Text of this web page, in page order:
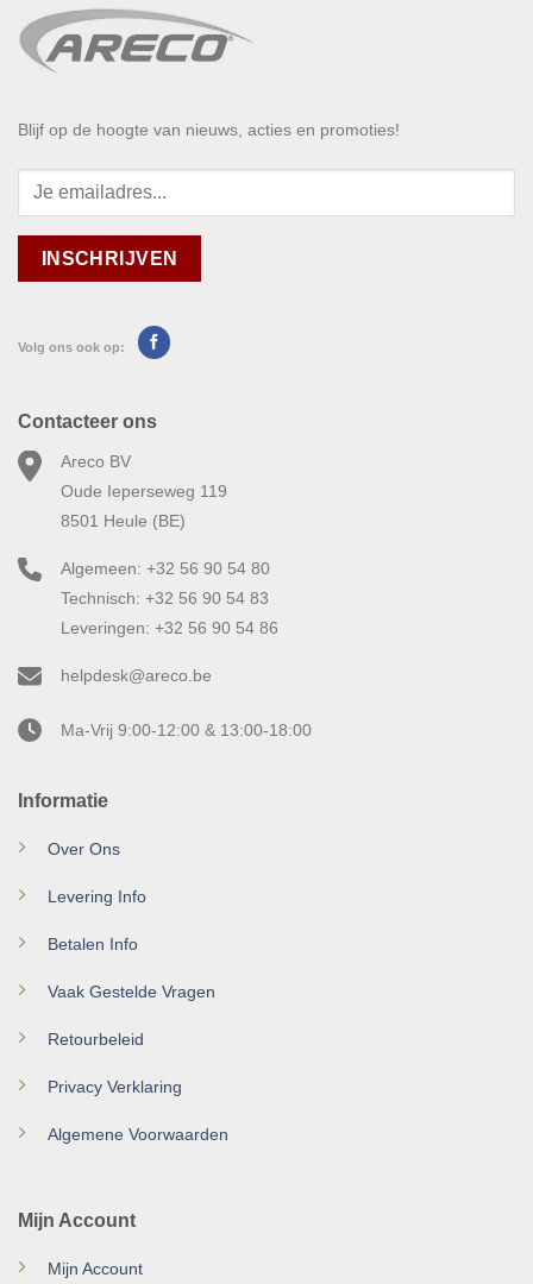
Blijf op de hoogte van nieuws, acties en promoties!
Volg ons ook op:
Informatie
Over Ons
Levering Info
Betalen Info
Vaak Gestelde Vragen
Retourbeleid
Privacy Verklaring
Algemene Voorwaarden
Mijn Account
Mijn Account
Contacteer ons
Areco BV
Oude Ieperseweg 119
8501 Heule (BE)
Algemeen: +32 56 90 54 80
Technisch: +32 56 90 54 83
Leveringen: +32 56 90 54 86
helpdesk@areco.be
Ma-Vrij 9:00-12:00 & 13:00-18:00